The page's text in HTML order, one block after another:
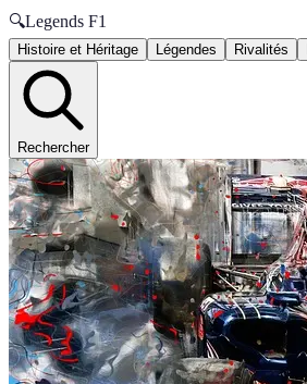
🔍Legends F1
Histoire et Héritage Légendes Rivalités
Rechercher